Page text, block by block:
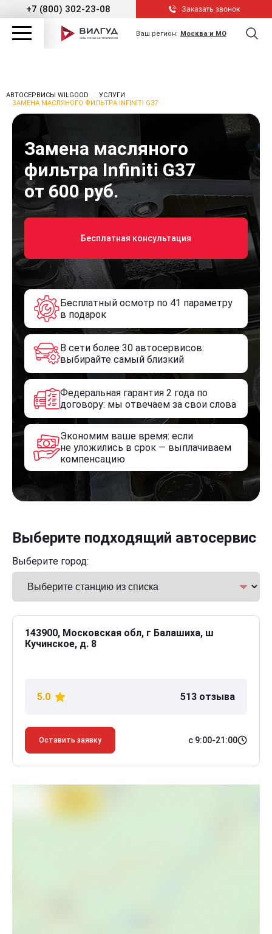
+7 (800) 302-23-08 Заказать звонок
Ваш регион: Москва и МО
АВТОСЕРВИСЫ WILGOOD
УСЛУГИ
ЗАМЕНА МАСЛЯНОГО ФИЛЬТРА INFINITI G37
Замена масляного
фильтра Infiniti G37
от 600 руб.
Бесплатная консультация
Бесплатный осмотр по 41 параметру
в подарок
В сети более 30 автосервисов:
выбирайте самый близкий
Федеральная гарантия 2 года по
договору: мы отвечаем за свои слова
Экономим ваше время: если
не уложились в срок — выплачиваем
компенсацию
Выберите подходящий автосервис
Выберите город:
143900, Московская обл, г Балашиха, ш
Кучинское, д. 8
5.0 513 отзыва
Оставить заявку с 9:00-21:00